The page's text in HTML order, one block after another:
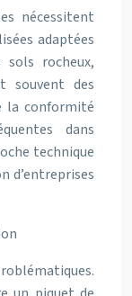
nécessitent
adaptées
rocheux,
souvent des
la conformité
dans
technique
d’entreprises